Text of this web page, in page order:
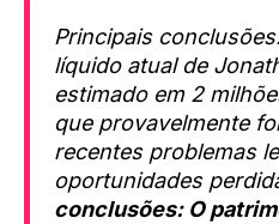
Principais
líquido atual de
estimado em 2
que provavelmente
recentes problemas
oportunidades
conclusões: O